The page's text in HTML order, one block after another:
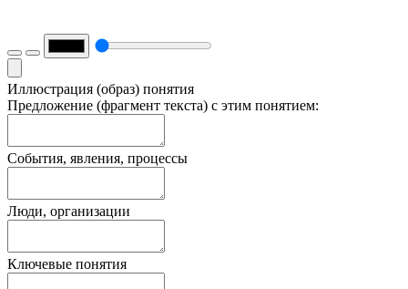
Иллюстрация (образ) понятия
Предложение (фрагмент текста) с этим понятием:
События, явления, процессы
Люди, организации
Ключевые понятия